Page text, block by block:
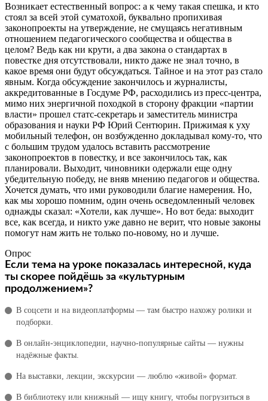
Возникает естественный вопрос: а к чему такая спешка, и кто
стоял за всей этой суматохой, буквально пропихивая
законопроекты на утверждение, не смущаясь негативным
отношением педагогического сообщества и общества в
целом? Ведь как ни крути, а два закона о стандартах в
повестке дня отсутствовали, никто даже не знал точно, в
какое время они будут обсуждаться. Тайное и на этот раз стало
явным. Когда обсуждение закончилось и журналисты,
аккредитованные в Госдуме РФ, расходились из пресс-центра,
мимо них энергичной походкой в сторону фракции «партии
власти» прошел статс-секретарь и заместитель министра
образования и науки РФ Юрий Сентюрин. Прижимая к уху
мобильный телефон, он возбужденно докладывал кому-то, что
с большим трудом удалось вставить рассмотрение
законопроектов в повестку, и все закончилось так, как
планировали. Выходит, чиновники одержали еще одну
убедительную победу, не вняв мнению педагогов и общества.
Хочется думать, что ими руководили благие намерения. Но,
как мы хорошо помним, один очень осведомленный человек
однажды сказал: «Хотели, как лучше». Но вот беда: выходит
все, как всегда, и никто уже давно не верит, что новые законы
помогут нам жить не только по-новому, но и лучше.
Опрос
Если тема на уроке показалась интересной, куда
ты скорее пойдёшь за «культурным
продолжением»?
В соцсети и на видеоплатформы — там быстро нахожу ролики и
подборки.
В онлайн‑энциклопедии, научно‑популярные сайты — нужны
надёжные факты.
На выставки, лекции, экскурсии — люблю «живой» формат.
В библиотеку или книжный — ищу книгу, чтобы погрузиться в